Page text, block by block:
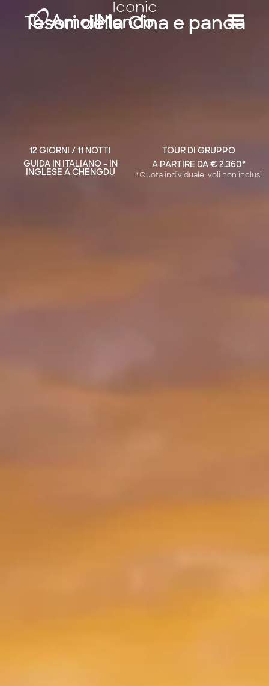
Iconic
Tesori della Cina e panda
12 GIORNI / 11 NOTTI
TOUR DI GRUPPO
GUIDA IN ITALIANO - IN
INGLESE A CHENGDU
A PARTIRE DA € 2.360*
*Quota individuale, voli non inclusi